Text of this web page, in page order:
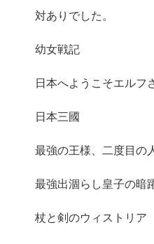
対ありでした。
幼女戦記
日本へようこそエルフ
日本三國
最強の王様、二度目の
最強出涸らし皇子の暗
杖と剣のウィストリア